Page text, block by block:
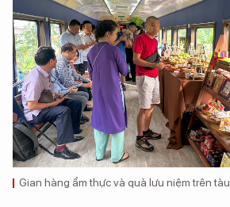
Gian hàng ẩm thực và quà lưu niệm trên tàu